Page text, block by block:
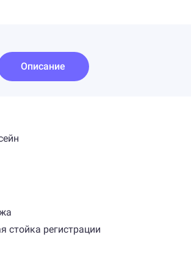
Описание
стойка регистрации